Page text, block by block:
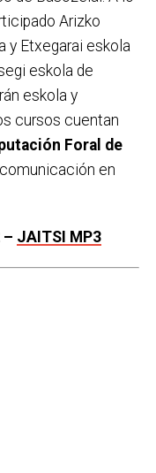
Arizko
y Etxegarai eskola
eskola de
eskola y
cursos cuentan
Foral de
en
– JAITSI MP3